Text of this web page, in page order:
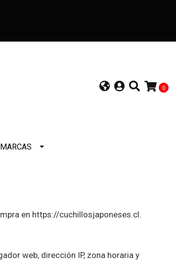
0
MARCAS
en https://cuchillosjaponeses.cl.
web, dirección IP, zona horaria y